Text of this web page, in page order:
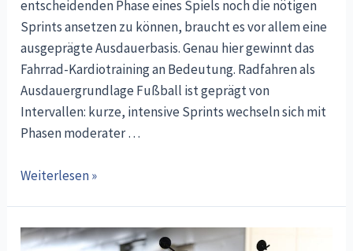
entscheidenden Phase eines Spiels noch die nötigen
Sprints ansetzen zu können, braucht es vor allem eine
ausgeprägte Ausdauerbasis. Genau hier gewinnt das
Fahrrad-Kardiotraining an Bedeutung. Radfahren als
Ausdauergrundlage Fußball ist geprägt von
Intervallen: kurze, intensive Sprints wechseln sich mit
Phasen moderater …
Fahrrad-
Fußball
Weiterlesen »